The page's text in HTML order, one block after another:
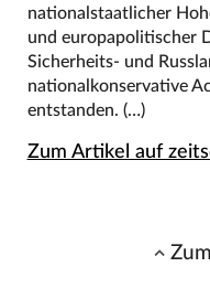
nationalstaatlicher
und europapolitischer
Sicherheits- und
nationalkonservative
entstanden. (…)
Zum Artikel auf